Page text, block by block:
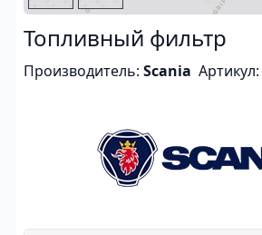
Топливный фильтр
Производитель: Scania Артикул: